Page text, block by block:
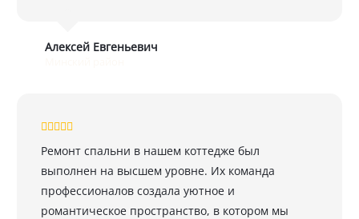
Алексей Евгеньевич
Ремонт спальни в нашем коттедже был
выполнен на высшем уровне. Их команда
профессионалов создала уютное и
романтическое пространство, в котором мы